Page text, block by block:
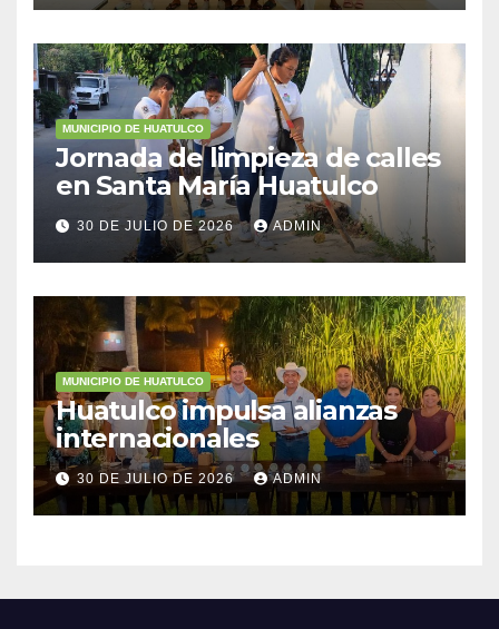
MUNICIPIO DE HUATULCO
Jornada de limpieza de calles
en Santa María Huatulco
30 DE JULIO DE 2026 ADMIN
MUNICIPIO DE HUATULCO
Huatulco impulsa alianzas
internacionales
30 DE JULIO DE 2026 ADMIN